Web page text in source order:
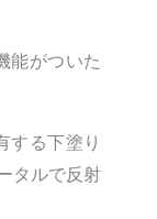
能がついた
する下塗り
タルで反射